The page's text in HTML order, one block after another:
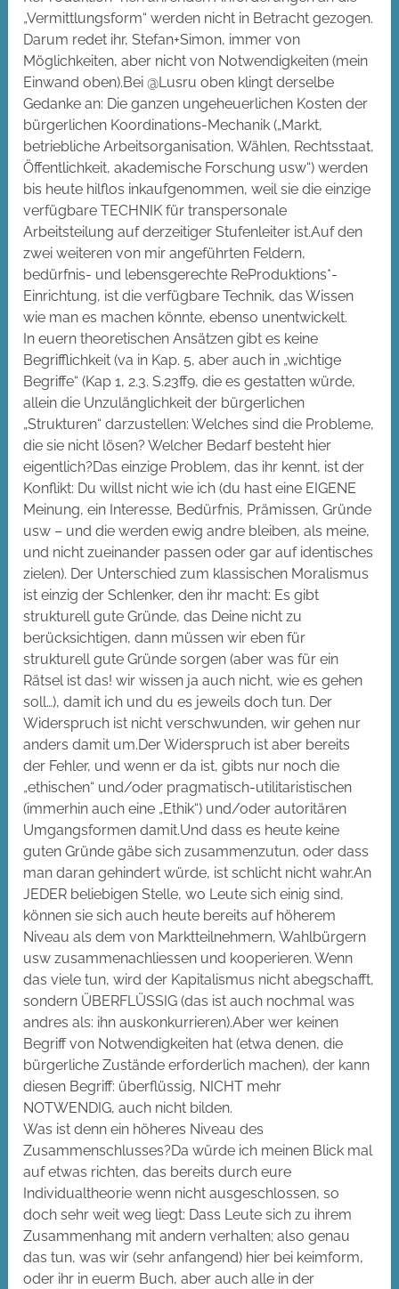
„Vermittlungsform“ werden nicht in Betracht gezogen.
Darum redet ihr, Stefan+Simon, immer von
Möglichkeiten, aber nicht von Notwendigkeiten (mein
Einwand oben).Bei @Lusru oben klingt derselbe
Gedanke an: Die ganzen ungeheuerlichen Kosten der
bürgerlichen Koordinations-Mechanik („Markt,
betriebliche Arbeitsorganisation, Wählen, Rechtsstaat,
Öffentlichkeit, akademische Forschung usw“) werden
bis heute hilflos inkaufgenommen, weil sie die einzige
verfügbare TECHNIK für transpersonale
Arbeitsteilung auf derzeitiger Stufenleiter ist.Auf den
zwei weiteren von mir angeführten Feldern,
bedürfnis- und lebensgerechte ReProduktions*-
Einrichtung, ist die verfügbare Technik, das Wissen
wie man es machen könnte, ebenso unentwickelt.
In euern theoretischen Ansätzen gibt es keine
Begrifflichkeit (va in Kap. 5, aber auch in „wichtige
Begriffe“ (Kap 1, 2.3. S.23ff9, die es gestatten würde,
allein die Unzulänglichkeit der bürgerlichen
„Strukturen“ darzustellen: Welches sind die Probleme,
die sie nicht lösen? Welcher Bedarf besteht hier
eigentlich?Das einzige Problem, das ihr kennt, ist der
Konflikt: Du willst nicht wie ich (du hast eine EIGENE
Meinung, ein Interesse, Bedürfnis, Prämissen, Gründe
usw – und die werden ewig andre bleiben, als meine,
und nicht zueinander passen oder gar auf identisches
zielen). Der Unterschied zum klassischen Moralismus
ist einzig der Schlenker, den ihr macht: Es gibt
strukturell gute Gründe, das Deine nicht zu
berücksichtigen, dann müssen wir eben für
strukturell gute Gründe sorgen (aber was für ein
Rätsel ist das! wir wissen ja auch nicht, wie es gehen
soll…), damit ich und du es jeweils doch tun. Der
Widerspruch ist nicht verschwunden, wir gehen nur
anders damit um.Der Widerspruch ist aber bereits
der Fehler, und wenn er da ist, gibts nur noch die
„ethischen“ und/oder pragmatisch-utilitaristischen
(immerhin auch eine „Ethik“) und/oder autoritären
Umgangsformen damit.Und dass es heute keine
guten Gründe gäbe sich zusammenzutun, oder dass
man daran gehindert würde, ist schlicht nicht wahr.An
JEDER beliebigen Stelle, wo Leute sich einig sind,
können sie sich auch heute bereits auf höherem
Niveau als dem von Marktteilnehmern, Wahlbürgern
usw zusammenachliessen und kooperieren. Wenn
das viele tun, wird der Kapitalismus nicht abegschafft,
sondern ÜBERFLÜSSIG (das ist auch nochmal was
andres als: ihn auskonkurrieren).Aber wer keinen
Begriff von Notwendigkeiten hat (etwa denen, die
bürgerliche Zustände erforderlich machen), der kann
diesen Begriff: überflüssig, NICHT mehr
NOTWENDIG, auch nicht bilden.
Was ist denn ein höheres Niveau des
Zusammenschlusses?Da würde ich meinen Blick mal
auf etwas richten, das bereits durch eure
Individualtheorie wenn nicht ausgeschlossen, so
doch sehr weit weg liegt: Dass Leute sich zu ihrem
Zusammenhang mit andern verhalten; also genau
das tun, was wir (sehr anfangend) hier bei keimform,
oder ihr in euerm Buch, aber auch alle in der